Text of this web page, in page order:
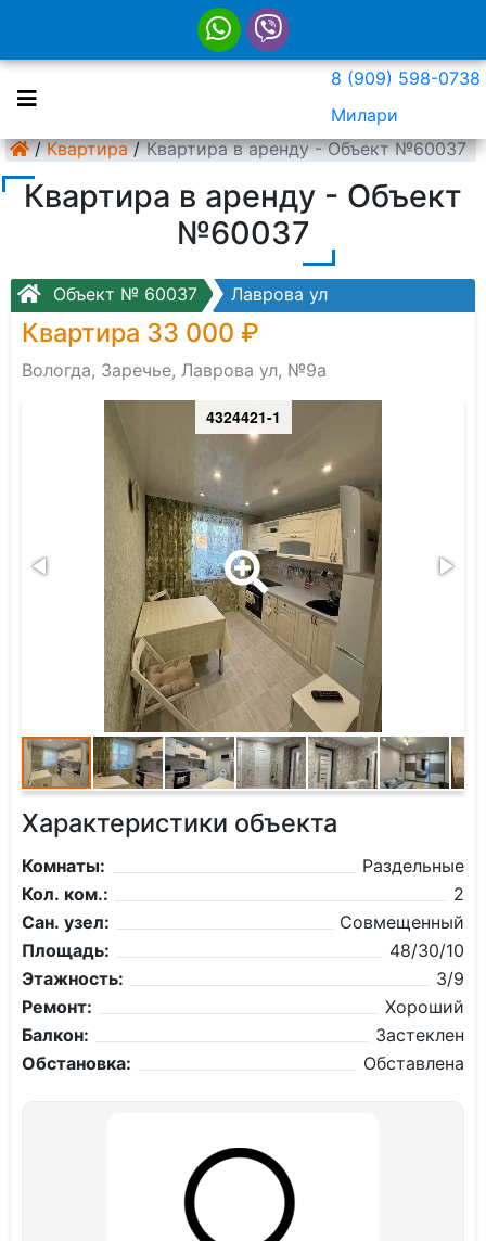
8 (909) 598-0738
Милари
/ Квартира / Квартира в аренду - Объект №60037
Квартира в аренду - Объект
№60037
Объект № 60037 Лаврова ул
Квартира 33 000 ₽
Вологда, Заречье, Лаврова ул, №9а
4324421-1
Характеристики объекта
Комнаты:
Раздельные
Кол. ком.:
2
Сан. узел:
Совмещенный
Площадь:
48/30/10
Этажность:
3/9
Ремонт:
Хороший
Балкон:
Застеклен
Обстановка:
Обставлена